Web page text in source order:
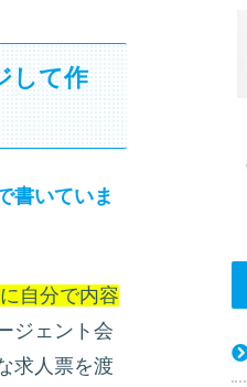
して作
書いていま
自分で内容
ジェント会
求人票を渡